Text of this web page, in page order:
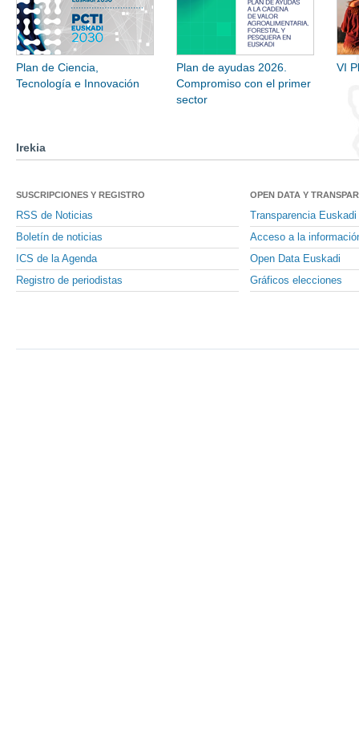
Plan de Ciencia,
Tecnología e Innovación
Plan de ayudas 2026.
Compromiso con el primer
sector
VI
Irekia
SUSCRIPCIONES Y REGISTRO
RSS de Noticias
Boletín de noticias
ICS de la Agenda
Registro de periodistas
OPEN DATA Y
Transparencia Euskadi
Acceso a la
Open Data Euskadi
Gráficos elecciones